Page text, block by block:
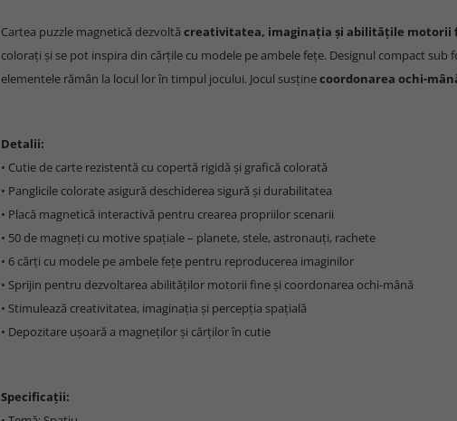
Cartea puzzle magnetică dezvoltă creativitatea, imaginația și abilitățile motorii
colorați și se pot inspira din cărțile cu modele pe ambele fețe. Designul compact
elementele rămân la locul lor în timpul jocului. Jocul susținecoordonarea ochi-
Detalii:
• Cutie de carte rezistentă cu copertă rigidă și grafică colorată
• Panglicile colorate asigură deschiderea sigură și durabilitatea
• Placă magnetică interactivă pentru crearea propriilor scenarii
• 50 de magneți cu motive spațiale – planete, stele, astronauți, rachete
• 6 cărți cu modele pe ambele fețe pentru reproducerea imaginilor
• Sprijin pentru dezvoltarea abilităților motorii fine și coordonarea ochi-mână
• Stimulează creativitatea, imaginația și percepția spațială
• Depozitare ușoară a magneților și cărților în cutie
Specificații: